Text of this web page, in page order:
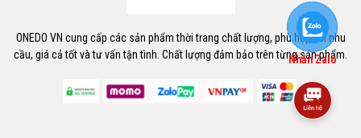
ONEDO VN cung cấp các sản phẩm thời trang chất lượng, phù hợp với nhu
cầu, giá cả tốt và tư vấn tận tình. Chất lượng đảm bảo trên từng sản phẩm.
Nhắn Zalo